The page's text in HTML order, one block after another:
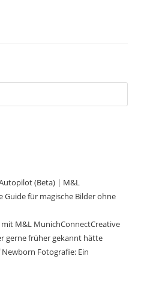
(Beta) | M&L
für magische Bilder ohne
M&L MunichConnectCreative
gerne früher gekannt hätte
Fotografie: Ein